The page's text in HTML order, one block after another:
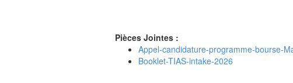
Pièces Jointes :
Appel-candidature-programme-bourse-
Booklet-TIAS-intake-2026